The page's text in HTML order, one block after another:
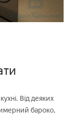
Від деяких
бароко,